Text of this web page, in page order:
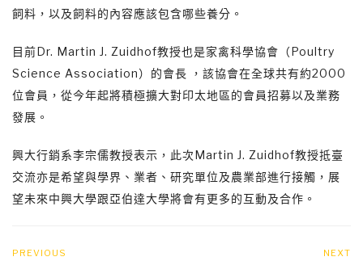
飼料，以及飼料的內容應該包含哪些養分。
目前Dr. Martin J. Zuidhof教授也是家禽科學協會（Poultry
Science Association）的會長 ，該協會在全球共有約2000
位會員，從今年起將積極擴大對印太地區的會員招募以及業務
發展。
興大行銷系李宗儒教授表示，此次Martin J. Zuidhof教授抵臺
交流亦是希望與學界、業者、研究單位及農業部進行接觸，展
望未來中興大學跟亞伯達大學將會有更多的互動及合作。
PREVIOUS NEXT